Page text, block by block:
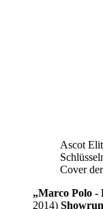
Ascot
Cover
„Marco Polo -
2014)